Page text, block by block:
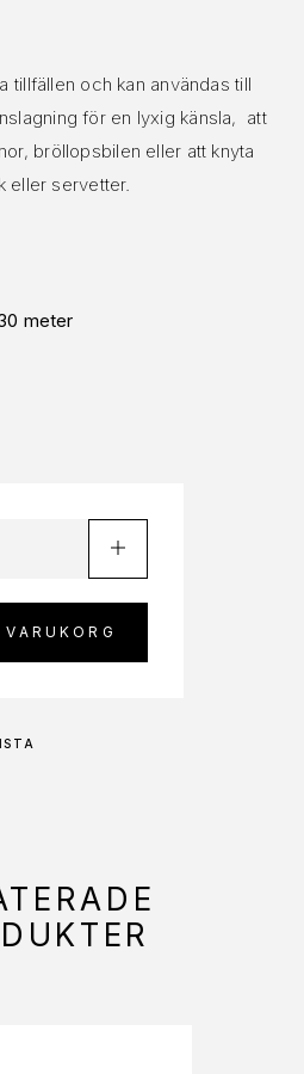
tillfällen och kan användas till
för en lyxig känsla, att
bröllopsbilen eller att knyta
eller servetter.
meter